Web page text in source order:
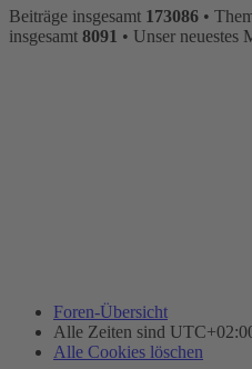
Beiträge insgesamt 173086 •
insgesamt 8091 • Unser neuestes
Foren-Übersicht
Alle Zeiten sind
Alle Cookies löschen